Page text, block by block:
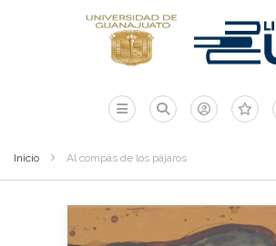
Inicio Al compás de los pájaros